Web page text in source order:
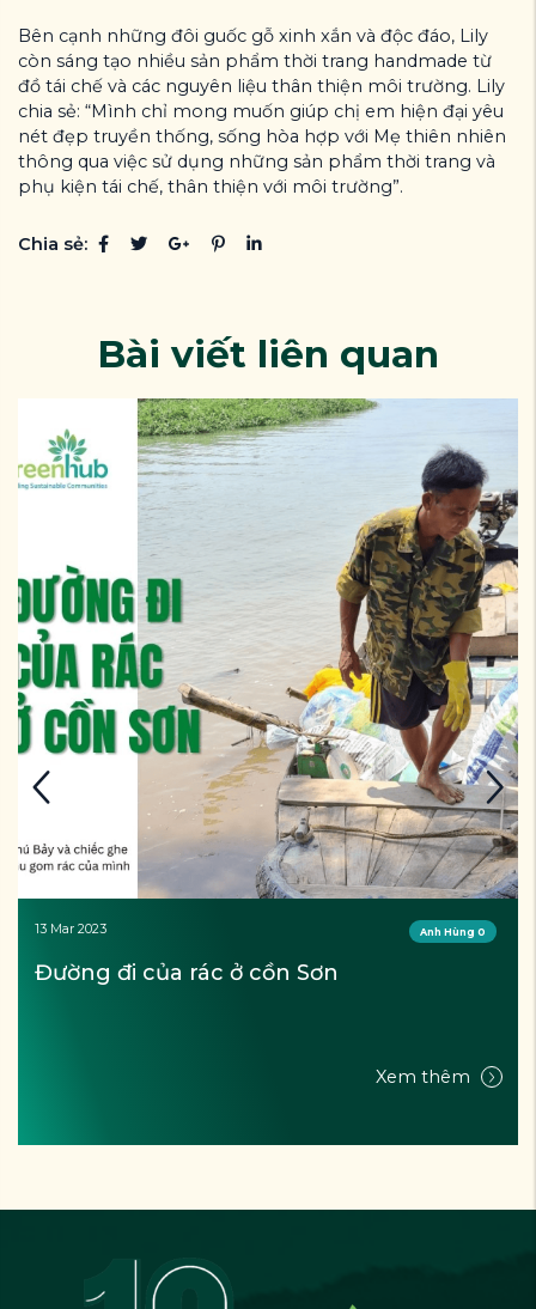
Bên cạnh những đôi guốc gỗ xinh xắn và độc đáo, Lily
còn sáng tạo nhiều sản phẩm thời trang handmade từ
đồ tái chế và các nguyên liệu thân thiện môi trường. Lily
chia sẻ: “Mình chỉ mong muốn giúp chị em hiện đại yêu
nét đẹp truyền thống, sống hòa hợp với Mẹ thiên nhiên
thông qua việc sử dụng những sản phẩm thời trang và
phụ kiện tái chế, thân thiện với môi trường”.
Chia sẻ:
Bài viết liên quan
27 Feb 2023 Anh Hùng 0
Chuyện vườn Bác Yên - Xanh nhờ ...Rác
Xem thêm